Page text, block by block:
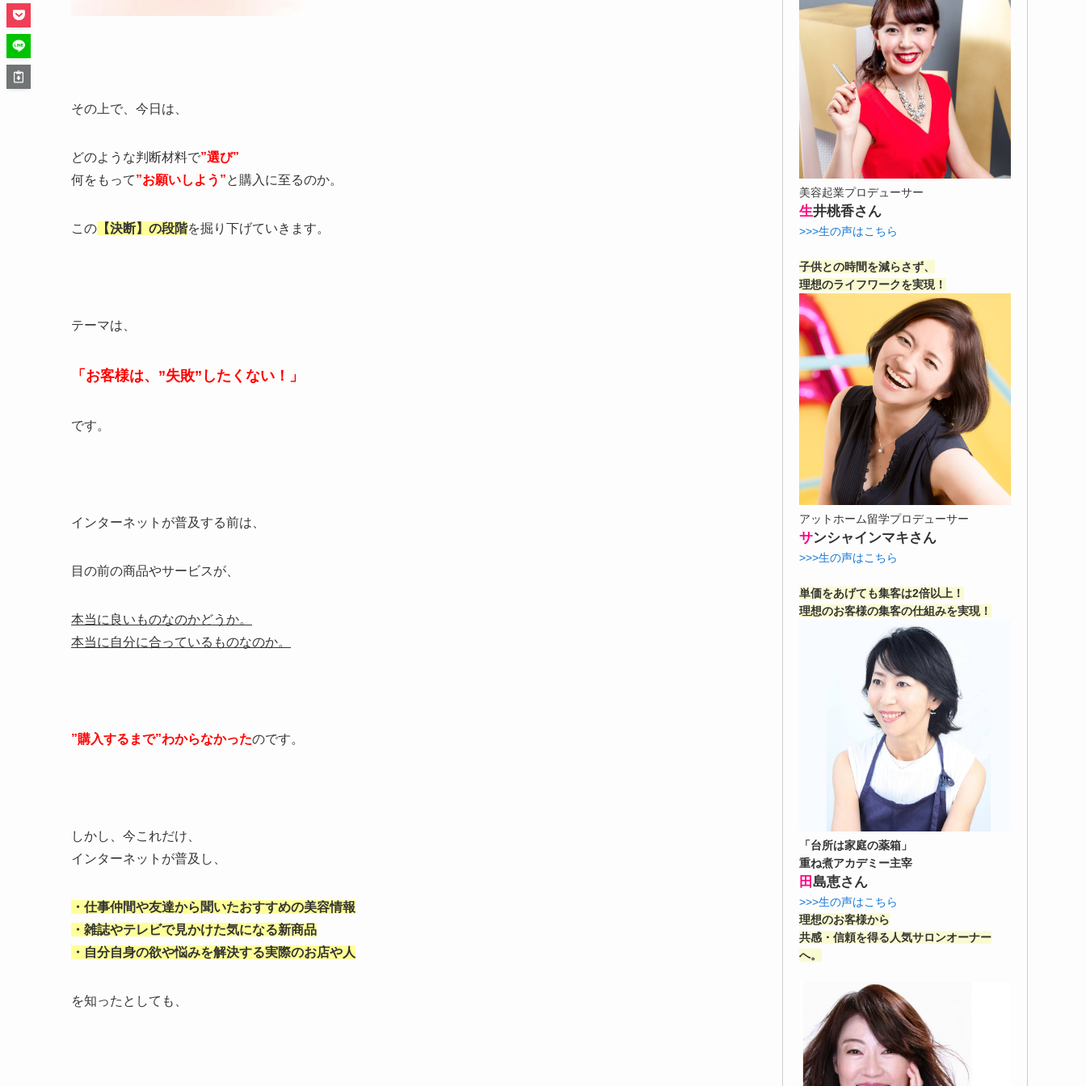
その上で、今日は、
どのような判断材料で”選び”
何をもって”お願いしよう”と購入に至るのか。
この 【決断】の段階を掘り下げていきます。
テーマは、
「お客様は、”失敗”したくない！」
です。
インターネットが普及する前は、
目の前の商品やサービスが、
本当に良いものなのかどうか。
本当に自分に合っているものなのか。
”購入するまで”わからなかったのです。
しかし、今これだけ、
インターネットが普及し、
・仕事仲間や友達から聞いたおすすめの美容情報
・雑誌やテレビで見かけた気になる新商品
・自分自身の欲や悩みを解決する実際のお店や人
を知ったとしても、
美容起業プロデューサー
生井桃香さん
>>>生の声はこちら
子供との時間を減らさず、
理想のライフワークを実現！
アットホーム留学プロデューサー
サンシャインマキさん
>>>生の声はこちら
単価をあげても集客は2倍以上！
理想のお客様の集客の仕組みを実現！
「台所は家庭の薬箱」
重ね煮アカデミー主宰
田島恵さん
>>>生の声はこちら
理想のお客様から
共感・信頼を得る人気サロンオーナー
へ。